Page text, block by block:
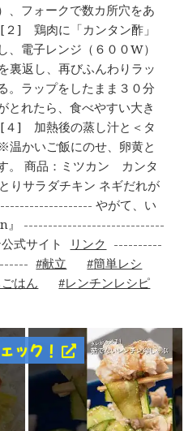
、フォークで数カ所穴をあ
２] 鶏肉に「カンタン酢」
、電子レンジ（６００W）
返し、再びふんわりラッ
。ラップをしたまま３０分
とれたら、食べやすい大き
[４] 加熱後の蒸し汁と＜タ
かいご飯にのせ、卵黄と
。 商品：ミツカン カンタ
りサラダチキン ネギだれが
やがて、い
』 -----------------------------
式サイト リンク ----------
献立
簡単レシ
はん レンチンレシピ
ック！